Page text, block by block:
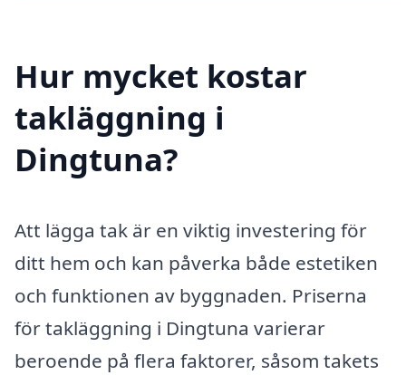
Hur mycket kostar
takläggning i
Dingtuna?
Att lägga tak är en viktig investering för
ditt hem och kan påverka både estetiken
och funktionen av byggnaden. Priserna
för takläggning i Dingtuna varierar
beroende på flera faktorer, såsom takets